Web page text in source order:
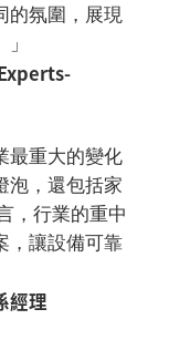
的氛圍，展現
最重大的變化
泡，還包括家
，行業的重中
，讓設備可靠
經理